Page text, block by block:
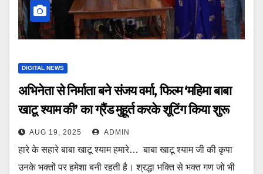
DIGITAL NEWS
अभिनेता से निर्माता बने संजय वर्मा, फिल्म ‘महिमा बाबा
खाटू श्याम की’ का ग्रैंड मुहूर्त करके शूटिंग किया शुरू
AUG 19, 2025 ADMIN
हारे के सहारे बाबा खाटू श्याम हमारे… बाबा खाटू श्याम जी की कृपा
उनके भक्तों पर हमेशा बनी रहती है। श्रद्धा भक्ति से भक्त गण जो भी